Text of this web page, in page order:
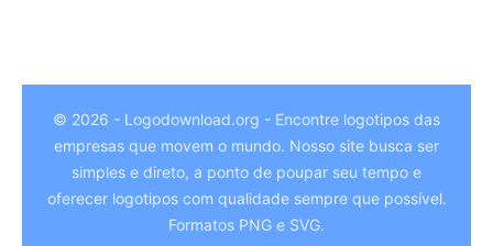
© 2026 - Logodownload.org - Encontre logotipos das
empresas que movem o mundo. Nosso site busca ser
simples e direto, a ponto de poupar seu tempo e
oferecer logotipos com qualidade sempre que possível.
Formatos PNG e SVG.
Hindi
German